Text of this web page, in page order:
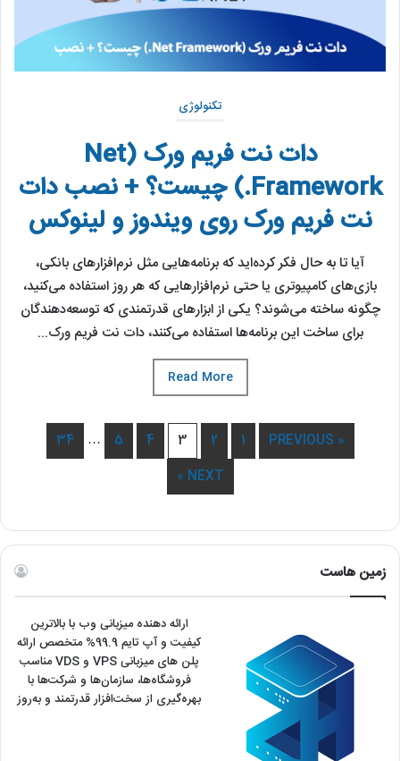
تکنولوژی
دات نت فریم ورک (Net
Framework.) چیست؟ + نصب دات
نت فریم ورک روی ویندوز و لینوکس
آیا تا به حال فکر کرده‌اید که برنامه‌هایی مثل نرم‌افزارهای بانکی،
بازی‌های کامپیوتری یا حتی نرم‌افزارهایی که هر روز استفاده می‌کنید،
چگونه ساخته می‌شوند؟ یکی از ابزارهای قدرتمندی که توسعه‌دهندگان
برای ساخت این برنامه‌ها استفاده می‌کنند، دات نت فریم ورک...
Read More
« PREVIOUS
1
2
3
4
5
…
34
NEXT »
زمین هاست
ارائه دهنده میزبانی وب با بالاترین
کیفیت و آپ تایم 99.9% متخصص ارائه
پلن های میزبانی VPS و VDS مناسب
فروشگاه‌ها، سازمان‌ها و شرکت‌ها با
بهره‌گیری از سخت‌افزار قدرتمند و به‌روز